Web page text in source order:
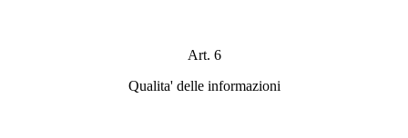
Art. 6
Qualita' delle informazioni